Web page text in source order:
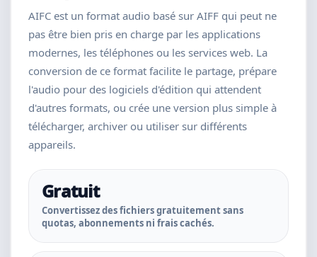
AIFC est un format audio basé sur AIFF qui peut ne
pas être bien pris en charge par les applications
modernes, les téléphones ou les services web. La
conversion de ce format facilite le partage, prépare
l'audio pour des logiciels d'édition qui attendent
d'autres formats, ou crée une version plus simple à
télécharger, archiver ou utiliser sur différents
appareils.
Gratuit
Convertissez des fichiers gratuitement sans
quotas, abonnements ni frais cachés.